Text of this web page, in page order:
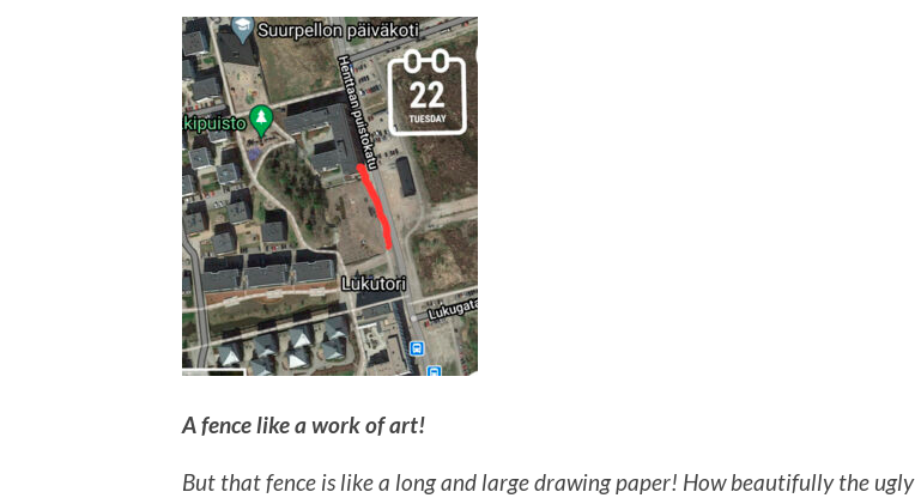
A fence like a work of art!
But that fence is like a long and large drawing paper! How beautifully the ugly